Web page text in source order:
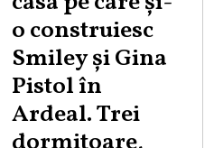
o construiesc
Smiley şi Gina
Pistol în
Ardeal. Trei